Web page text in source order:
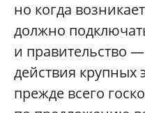
но когда
должно
и правительство
действия крупных
прежде всего